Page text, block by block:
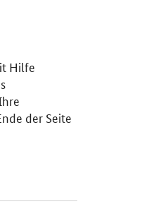
Hilfe
der Seite